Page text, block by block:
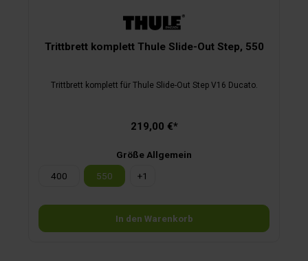
Trittbrett komplett Thule Slide-Out Step, 550
Trittbrett komplett für Thule Slide-Out Step V16 Ducato.
219,00 €*
Größe Allgemein
400
550 +1
In den Warenkorb